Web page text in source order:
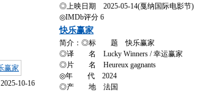
◎上映日期 2025-05-14(戛纳国际电影节)
◎IMDb评分 6
2025-10-16
快乐赢家
简介：◎标 题 快乐赢家
◎译 名 Lucky Winners / 幸运赢家
◎片 名 Heureux gagnants
◎年 代 2024
◎产 地 法国